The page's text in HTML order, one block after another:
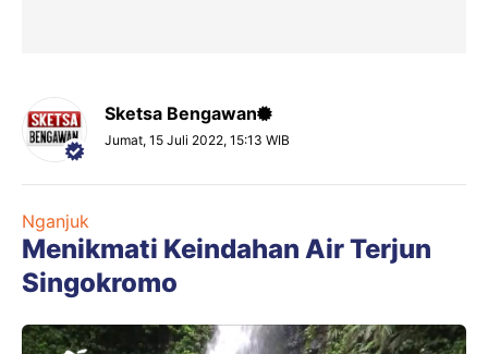
Sketsa Bengawan
Jumat, 15 Juli 2022, 15:13 WIB
Nganjuk
Menikmati Keindahan Air Terjun
Singokromo